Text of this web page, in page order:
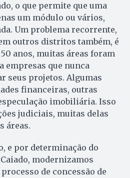
o que permite que uma
um módulo ou vários,
Um problema recorrente,
outros distritos também, é
anos, muitas áreas foram
empresas que nunca
seus projetos. Algumas
financeiras, outras
imobiliária. Isso
judiciais, muitas delas
áreas.
e por determinação do
modernizamos
de concessão de